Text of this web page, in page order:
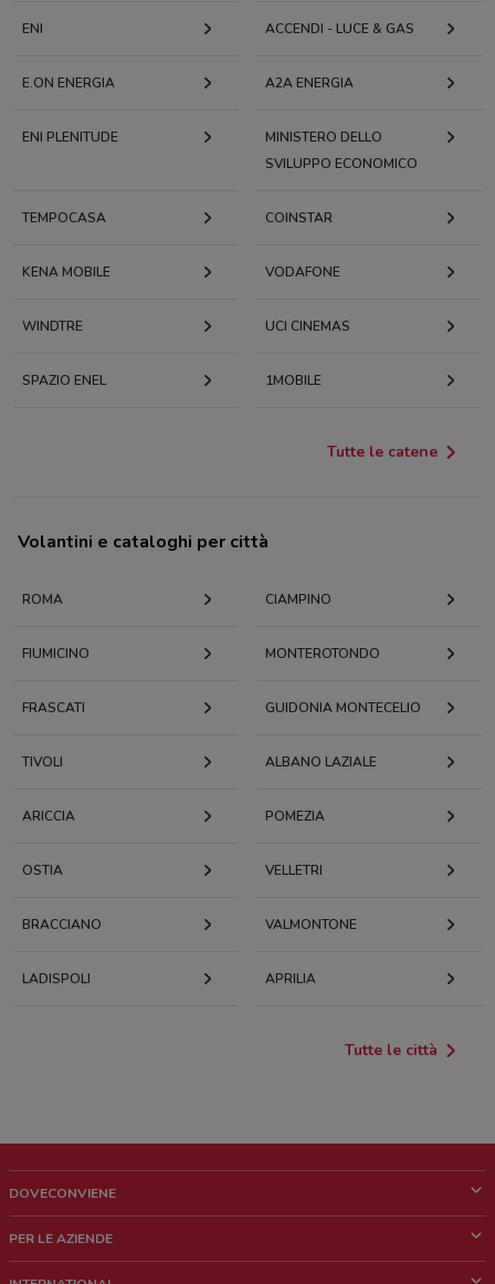
ENI ACCENDI - LUCE & GAS
E.ON ENERGIA A2A ENERGIA
ENI PLENITUDE
MINISTERO DELLO
SVILUPPO ECONOMICO
TEMPOCASA COINSTAR
KENA MOBILE VODAFONE
WINDTRE UCI CINEMAS
SPAZIO ENEL 1MOBILE
Tutte le catene
Volantini e cataloghi per città
ROMA CIAMPINO
FIUMICINO MONTEROTONDO
FRASCATI GUIDONIA MONTECELIO
TIVOLI ALBANO LAZIALE
ARICCIA POMEZIA
OSTIA VELLETRI
BRACCIANO VALMONTONE
LADISPOLI APRILIA
Tutte le città
DOVECONVIENE
Chi siamo
PER LE AZIENDE